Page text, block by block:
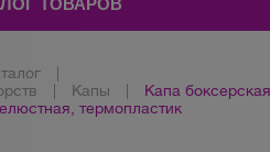
Капы
Капа
термопластик